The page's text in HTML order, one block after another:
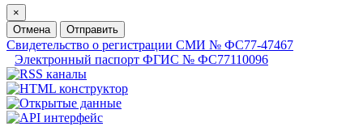
×
Отмена
Отправить
Свидетельство о регистрации СМИ № ФС77-47467
Электронный паспорт ФГИС № ФС77110096